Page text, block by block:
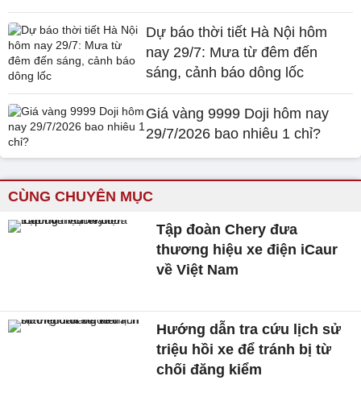
Dự báo thời tiết Hà Nội hôm
nay 29/7: Mưa từ đêm đến
sáng, cảnh báo dông lốc
Giá vàng 9999 Doji hôm nay
29/7/2026 bao nhiêu 1 chỉ?
CÙNG CHUYÊN MỤC
Tập đoàn Chery đưa
thương hiệu xe điện iCaur
về Việt Nam
Hướng dẫn tra cứu lịch sử
triệu hồi xe để tránh bị từ
chối đăng kiểm